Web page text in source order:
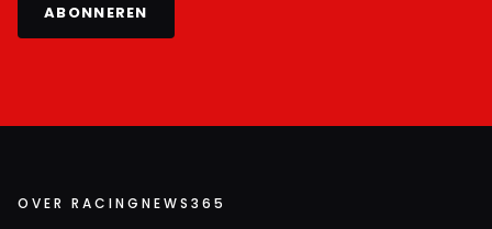
ABONNEREN
OVER RACINGNEWS365